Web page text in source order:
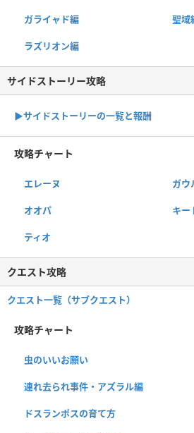
ガライャド編 聖域
ラズリオン編
サイドストーリー攻略
▶サイドストーリーの一覧と報酬
攻略チャート
エレーヌ ガウ
オオパ キー
ティオ
クエスト攻略
クエスト一覧（サブクエスト）
攻略チャート
虫のいいお願い
連れ去られ事件・アズラル編
ドスランポスの育て方